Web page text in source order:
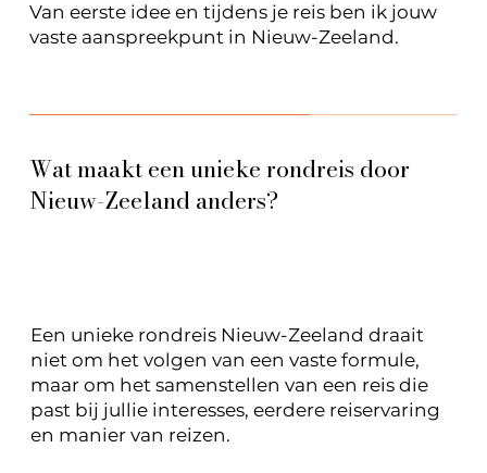
Van eerste idee en tijdens je reis ben ik jouw
vaste aanspreekpunt in Nieuw-Zeeland.
Wat maakt een unieke rondreis door
Nieuw-Zeeland anders?
Een unieke rondreis Nieuw-Zeeland draait
niet om het volgen van een vaste formule,
maar om het samenstellen van een reis die
past bij jullie interesses, eerdere reiservaring
en manier van reizen.